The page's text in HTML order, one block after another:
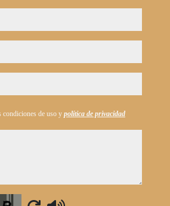
condiciones de uso y política de privacidad